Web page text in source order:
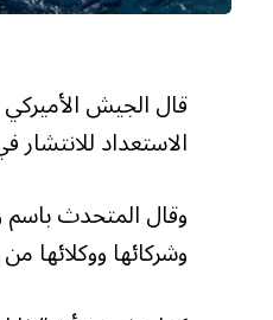
قال الجيش
الاستعداد
وقال المتحدث باسم
وشركائها ووكلائها